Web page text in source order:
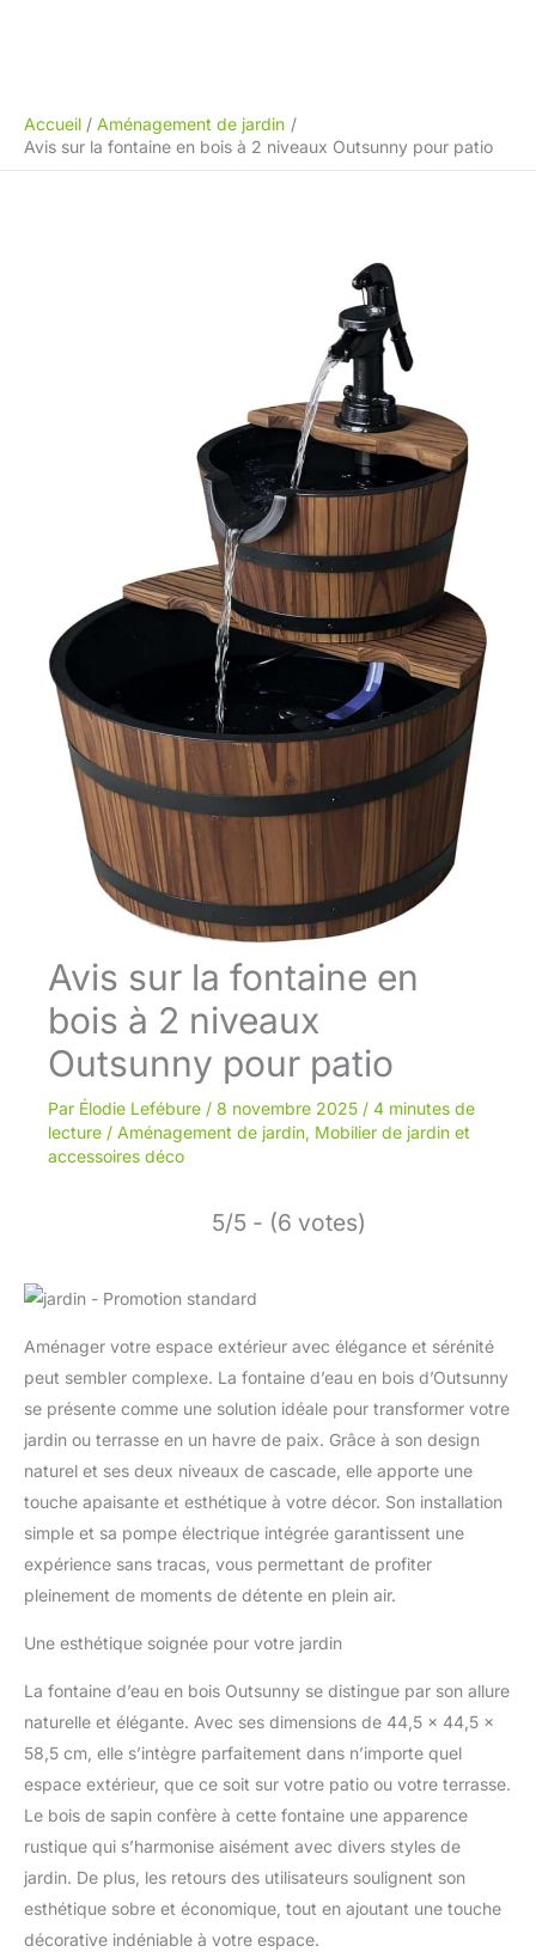
Accueil
Aménagement de jardin
Avis sur la fontaine en bois à 2 niveaux Outsunny pour patio
Avis sur la fontaine en
bois à 2 niveaux
Outsunny pour patio
Par Élodie Lefébure / 8 novembre 2025 / 4 minutes de
lecture / Aménagement de jardin, Mobilier de jardin et
accessoires déco
5/5 - (6 votes)
Aménager votre espace extérieur avec élégance et sérénité
peut sembler complexe. La fontaine d’eau en bois d’Outsunny
se présente comme une solution idéale pour transformer votre
jardin ou terrasse en un havre de paix. Grâce à son design
naturel et ses deux niveaux de cascade, elle apporte une
touche apaisante et esthétique à votre décor. Son installation
simple et sa pompe électrique intégrée garantissent une
expérience sans tracas, vous permettant de profiter
pleinement de moments de détente en plein air.
Une esthétique soignée pour votre jardin
La fontaine d’eau en bois Outsunny se distingue par son allure
naturelle et élégante. Avec ses dimensions de 44,5 x 44,5 x
58,5 cm, elle s’intègre parfaitement dans n’importe quel
espace extérieur, que ce soit sur votre patio ou votre terrasse.
Le bois de sapin confère à cette fontaine une apparence
rustique qui s’harmonise aisément avec divers styles de
jardin. De plus, les retours des utilisateurs soulignent son
esthétique sobre et économique, tout en ajoutant une touche
décorative indéniable à votre espace.